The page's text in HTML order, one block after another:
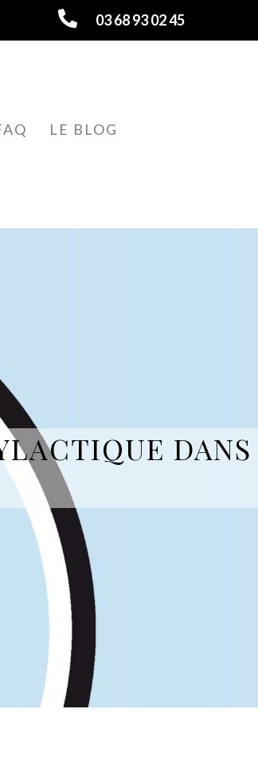
03 68 93 02 45
LE BLOG
DANS